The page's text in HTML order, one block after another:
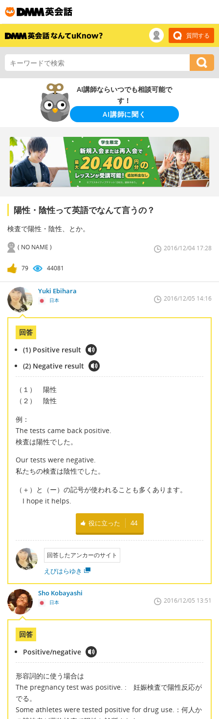
質問する
AI講師ならいつでも相談可能で
す！
AI講師に聞く
陽性・陰性って英語でなんて言うの？
検査で陽性・陰性、とか。
( NO NAME ) 2016/12/04 17:28
79 44081
Yuki Ebihara
日本 2016/12/05 14:16
回答
(1) Positive result
(2) Negative result
（１） 陽性
（２） 陰性
例：
The tests came back positive.
検査は陽性でした。
Our tests were negative.
私たちの検査は陰性でした。
（＋）と（ー）の記号が使われることも多くあります。
I hope it helps.
役に立った 44
回答したアンカーのサイト
えびはらゆき
Sho Kobayashi
日本 2016/12/05 13:51
回答
Positive/negative
形容詞的に使う場合は
The pregnancy test was positive. : 妊娠検査で陽性反応が
でる。
Some athletes were tested positive for drug use.：何人か